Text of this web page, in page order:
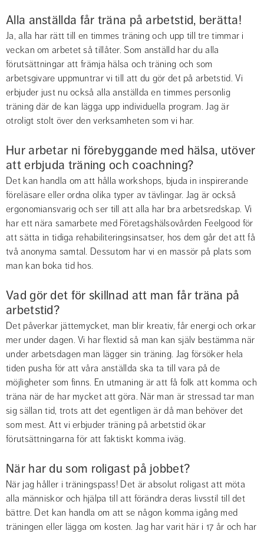
Alla anställda får träna på arbetstid, berätta!
Ja, alla har rätt till en timmes träning och upp till tre timmar i
veckan om arbetet så tillåter. Som anställd har du alla
förutsättningar att främja hälsa och träning och som
arbetsgivare uppmuntrar vi till att du gör det på arbetstid. Vi
erbjuder just nu också alla anställda en timmes personlig
träning där de kan lägga upp individuella program. Jag är
otroligt stolt över den verksamheten som vi har.
Hur arbetar ni förebyggande med hälsa, utöver
att erbjuda träning och coachning?
Det kan handla om att hålla workshops, bjuda in inspirerande
föreläsare eller ordna olika typer av tävlingar. Jag är också
ergonomiansvarig och ser till att alla har bra arbetsredskap. Vi
har ett nära samarbete med Företagshälsovården Feelgood för
att sätta in tidiga rehabiliteringsinsatser, hos dem går det att få
två anonyma samtal. Dessutom har vi en massör på plats som
man kan boka tid hos.
Vad gör det för skillnad att man får träna på
arbetstid?
Det påverkar jättemycket, man blir kreativ, får energi och orkar
mer under dagen. Vi har flextid så man kan själv bestämma när
under arbetsdagen man lägger sin träning. Jag försöker hela
tiden pusha för att våra anställda ska ta till vara på de
möjligheter som finns. En utmaning är att få folk att komma och
träna när de har mycket att göra. När man är stressad tar man
sig sällan tid, trots att det egentligen är då man behöver det
som mest. Att vi erbjuder träning på arbetstid ökar
förutsättningarna för att faktiskt komma iväg.
När har du som roligast på jobbet?
När jag håller i träningspass! Det är absolut roligast att möta
alla människor och hjälpa till att förändra deras livsstil till det
bättre. Det kan handla om att se någon komma igång med
träningen eller lägga om kosten. Jag har varit här i 17 år och har